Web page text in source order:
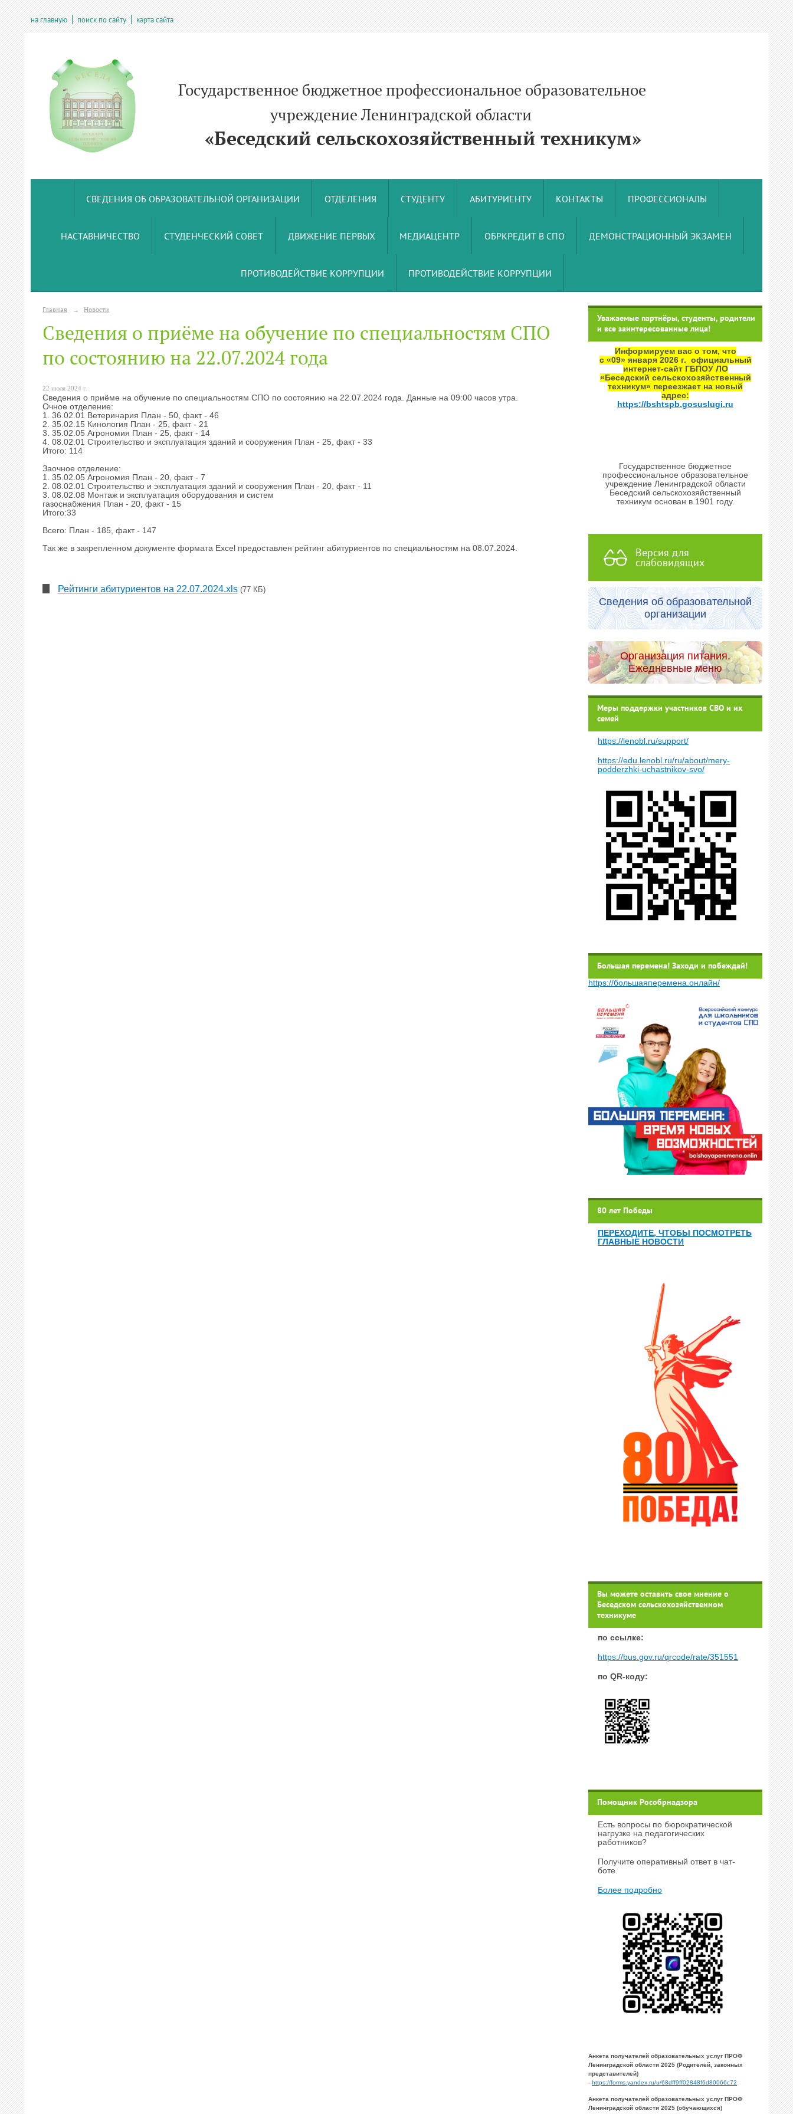
на главную поиск по сайту карта сайта
Государственное бюджетное профессиональное образовательное
учреждение Ленинградской области
«Беседский сельскохозяйственный техникум»
СВЕДЕНИЯ ОБ ОБРАЗОВАТЕЛЬНОЙ ОРГАНИЗАЦИИ ОТДЕЛЕНИЯ СТУДЕНТУ АБИТУРИЕНТУ КОНТАКТЫ ПРОФЕССИОНАЛЫ
НАСТАВНИЧЕСТВО СТУДЕНЧЕСКИЙ СОВЕТ ДВИЖЕНИЕ ПЕРВЫХ МЕДИАЦЕНТР ОБРКРЕДИТ В СПО ДЕМОНСТРАЦИОННЫЙ ЭКЗАМЕН
ПРОТИВОДЕЙСТВИЕ КОРРУПЦИИ ПРОТИВОДЕЙСТВИЕ КОРРУПЦИИ
Главная → Новости
Сведения о приёме на обучение по специальностям СПО
по состоянию на 22.07.2024 года
22 июля 2024 г.
Сведения о приёме на обучение по специальностям СПО по состоянию на 22.07.2024 года. Данные на 09:00 часов утра.
Очное отделение:
1. 36.02.01 Ветеринария План - 50, факт - 46
2. 35.02.15 Кинология План - 25, факт - 21
3. 35.02.05 Агрономия План - 25, факт - 14
4. 08.02.01 Строительство и эксплуатация зданий и сооружения План - 25, факт - 33
Итого: 114
Заочное отделение:
1. 35.02.05 Агрономия План - 20, факт - 7
2. 08.02.01 Строительство и эксплуатация зданий и сооружения План - 20, факт - 11
3. 08.02.08 Монтаж и эксплуатация оборудования и систем
газоснабжения План - 20, факт - 15
Итого:33
Всего: План - 185, факт - 147
Так же в закрепленном документе формата Excel предоставлен рейтинг абитуриентов по специальностям на 08.07.2024.
Рейтинги абитуриентов на 22.07.2024.xls (77 КБ)
Уважаемые партнёры, студенты, родители
и все заинтересованные лица!
Информируем вас о том, что
с «09» января 2026 г. официальный
интернет‑сайт ГБПОУ ЛО
«Беседский сельскохозяйственный
техникум» переезжает на новый
адрес:
https://bshtspb.gosuslugi.ru
Государственное бюджетное
профессиональное образовательное
учреждение Ленинградской области
Беседский сельскохозяйственный
техникум основан в 1901 году.
Версия для
слабовидящих
Сведения об образовательной
организации
Организация питания.
Ежедневные меню
Меры поддержки участников СВО и их
семей
https://lenobl.ru/support/
https://edu.lenobl.ru/ru/about/mery-
podderzhki-uchastnikov-svo/
Большая перемена! Заходи и побеждай!
https://большаяперемена.онлайн/
80 лет Победы
ПЕРЕХОДИТЕ, ЧТОБЫ ПОСМОТРЕТЬ
ГЛАВНЫЕ НОВОСТИ
Вы можете оставить свое мнение о
Беседском сельскохозяйственном
техникуме
по ссылке:
https://bus.gov.ru/qrcode/rate/351551
по QR-коду:
Помощник Рособрнадзора
Есть вопросы по бюрократической
нагрузке на педагогических
работников?
Получите оперативный ответ в чат-
боте.
Более подробно
Анкета получателей образовательных услуг ПРОФ
Ленинградской области 2025 (Родителей, законных
представителей)
- https://forms.yandex.ru/u/68dff9ff02848f6d80066c72
Анкета получателей образовательных услуг ПРОФ
Ленинградской области 2025 (обучающихся)